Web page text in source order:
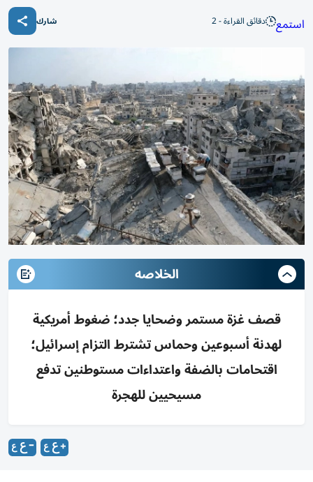
استمع دقائق القراءة - 2 شارك
الخلاصه
قصف غزة مستمر وضحايا جدد؛ ضغوط أمريكية
لهدنة أسبوعين وحماس تشترط التزام إسرائيل؛
اقتحامات بالضفة واعتداءات مستوطنين تدفع
مسيحيين للهجرة